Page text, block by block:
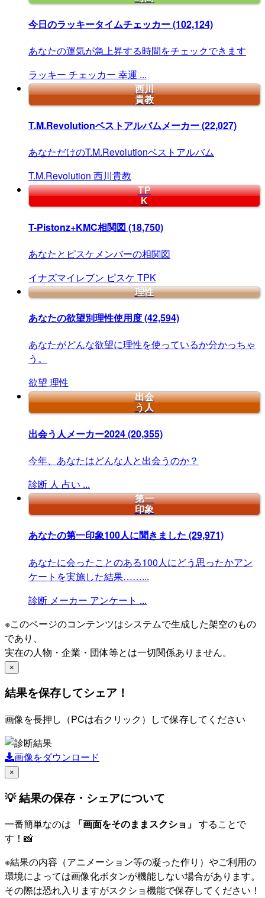
今日のラッキータイムチェッカー(102,124)
あなたの運気が急上昇する時間をチェックできます
ラッキー チェッカー 幸運 ...
西川
貴教
T.M.Revolutionベストアルバムメーカー(22,027)
あなただけのT.M.Revolutionベストアルバム
T.M.Revolution 西川貴教
TP
K
T-Pistonz+KMC相関図 (18,750)
あなたとピスケメンバーの相関図
イナズマイレブン ピスケ TPK
理性
あなたの欲望別理性使用度(42,594)
あなたがどんな欲望に理性を使っているか分かっちゃ
う。
欲望 理性
出会
う人
出会う人メーカー2024(20,355)
今年、あなたはどんな人と出会うのか？
診断 人 占い ...
第一
印象
あなたの第一印象100人に聞きました (29,971)
あなたに会ったことのある100人にどう思ったかアン
ケートを実施した結果……...
診断 メーカー アンケート ...
※このページのコンテンツはシステムで生成した架空のもの
であり、
実在の人物・企業・団体等とは一切関係ありません。
×
結果を保存してシェア！
画像を長押し（PCは右クリック）して保存してください
画像をダウンロード
×
💡 結果の保存・シェアについて
一番簡単なのは 「画面をそのままスクショ」 することで
す！📸
※結果の内容（アニメーション等の凝った作り）やご利用の
環境によっては画像化ボタンが機能しない場合があります。
その際は恐れ入りますがスクショ機能で保存してください！